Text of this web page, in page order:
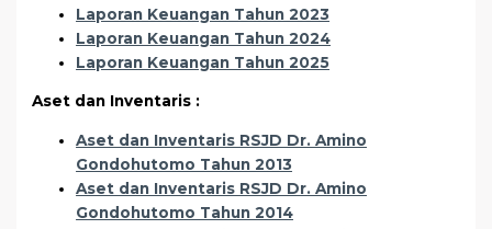
Laporan Keuangan Tahun 2023
Laporan Keuangan Tahun 2024
Laporan Keuangan Tahun 2025
Aset dan Inventaris :
Aset dan Inventaris RSJD Dr. Amino
Gondohutomo Tahun 2013
Aset dan Inventaris RSJD Dr. Amino
Gondohutomo Tahun 2014